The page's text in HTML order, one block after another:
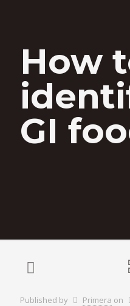
How
GI
Published by Primera on